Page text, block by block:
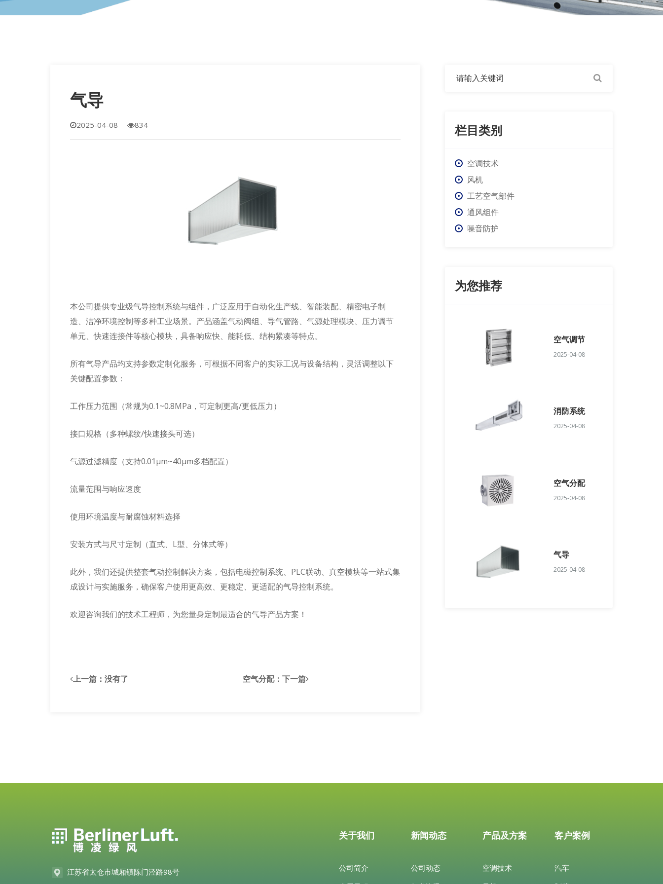
气导
2025-04-08 834
本公司提供专业级气导控制系统与组件，广泛应用于自动化生产线、智能装配、精密电子制
造、洁净环境控制等多种工业场景。产品涵盖气动阀组、导气管路、气源处理模块、压力调节
单元、快速连接件等核心模块，具备响应快、能耗低、结构紧凑等特点。
所有气导产品均支持参数定制化服务，可根据不同客户的实际工况与设备结构，灵活调整以下
关键配置参数：
工作压力范围（常规为0.1~0.8MPa，可定制更高/更低压力）
接口规格（多种螺纹/快速接头可选）
气源过滤精度（支持0.01μm~40μm多档配置）
流量范围与响应速度
使用环境温度与耐腐蚀材料选择
安装方式与尺寸定制（直式、L型、分体式等）
此外，我们还提供整套气动控制解决方案，包括电磁控制系统、PLC联动、真空模块等一站式集
成设计与实施服务，确保客户使用更高效、更稳定、更适配的气导控制系统。
欢迎咨询我们的技术工程师，为您量身定制最适合的气导产品方案！
上一篇： 没有了 空气分配：下一篇
栏目类别
空调技术
风机
工艺空气部件
通风组件
噪音防护
为您推荐
空气调节
2025-04-08
消防系统
2025-04-08
空气分配
2025-04-08
气导
2025-04-08
江苏省太仓市城厢镇陈门泾路98号
关于我们
公司简介
新闻动态
公司动态
产品及方案
空调技术
客户案例
汽车